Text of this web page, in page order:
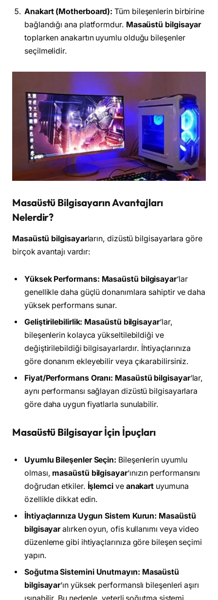
Anakart (Motherboard): Tüm bileşenlerin birbirine
bağlandığı ana platformdur. Masaüstü bilgisayar
toplarken anakartın uyumlu olduğu bileşenler
seçilmelidir.
Masaüstü Bilgisayarın Avantajları
Nelerdir?
Masaüstü bilgisayarların, dizüstü bilgisayarlara göre
birçok avantajı vardır:
Yüksek Performans: Masaüstü bilgisayar‘lar
genellikle daha güçlü donanımlara sahiptir ve daha
yüksek performans sunar.
Geliştirilebilirlik: Masaüstü bilgisayar‘lar,
bileşenlerin kolayca yükseltilebildiği ve
değiştirilebildiği bilgisayarlardır. İhtiyaçlarınıza
göre donanım ekleyebilir veya çıkarabilirsiniz.
Fiyat/Performans Oranı: Masaüstü bilgisayar‘lar,
aynı performansı sağlayan dizüstü bilgisayarlara
göre daha uygun fiyatlarla sunulabilir.
Masaüstü Bilgisayar İçin İpuçları
Uyumlu Bileşenler Seçin: Bileşenlerin uyumlu
olması, masaüstü bilgisayar‘ınızın performansını
doğrudan etkiler. İşlemci ve anakart uyumuna
özellikle dikkat edin.
İhtiyaçlarınıza Uygun Sistem Kurun: Masaüstü
bilgisayaralırken oyun, ofis kullanımı veya video
düzenleme gibi ihtiyaçlarınıza göre bileşen seçimi
yapın.
Soğutma Sistemini Unutmayın: Masaüstü
bilgisayar‘ın yüksek performanslı bileşenleri aşırı